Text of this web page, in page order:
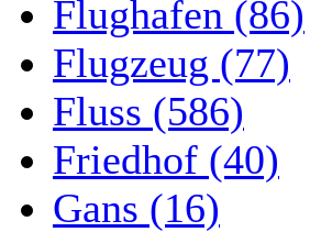
Flughafen (86)
Flugzeug (77)
Fluss (586)
Friedhof (40)
Gans (16)